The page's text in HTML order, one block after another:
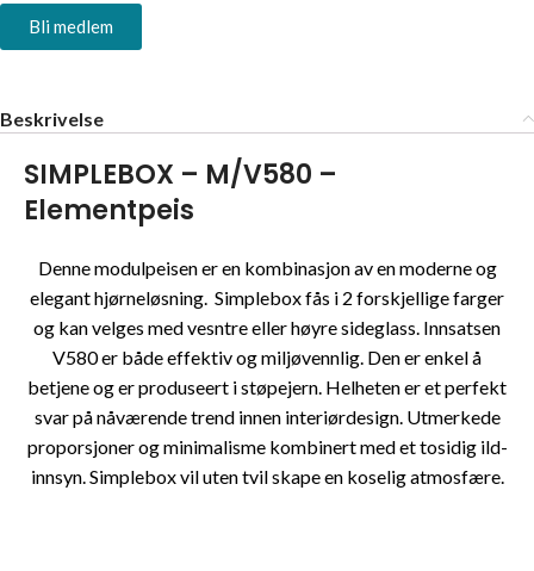
Bli medlem
Beskrivelse
SIMPLEBOX – M/V580 –
Elementpeis
Denne modulpeisen er en kombinasjon av en moderne og
elegant hjørneløsning. Simplebox fås i 2 forskjellige farger
og kan velges med vesntre eller høyre sideglass. Innsatsen
V580 er både effektiv og miljøvennlig. Den er enkel å
betjene og er produseert i støpejern. Helheten er et perfekt
svar på nåværende trend innen interiørdesign. Utmerkede
proporsjoner og minimalisme kombinert med et tosidig ild-
innsyn. Simplebox vil uten tvil skape en koselig atmosfære.